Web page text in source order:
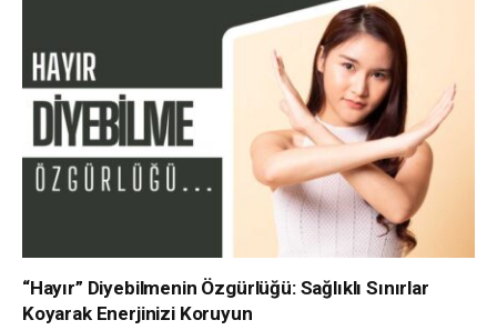
“Hayır” Diyebilmenin Özgürlüğü: Sağlıklı Sınırlar
Koyarak Enerjinizi Koruyun